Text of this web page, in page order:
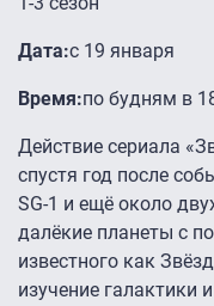
Дата:с 19 января
Время:по будням в
Действие сериала
спустя год после
SG-1 и ещё около
далёкие планеты с
известного как
изучение галактики